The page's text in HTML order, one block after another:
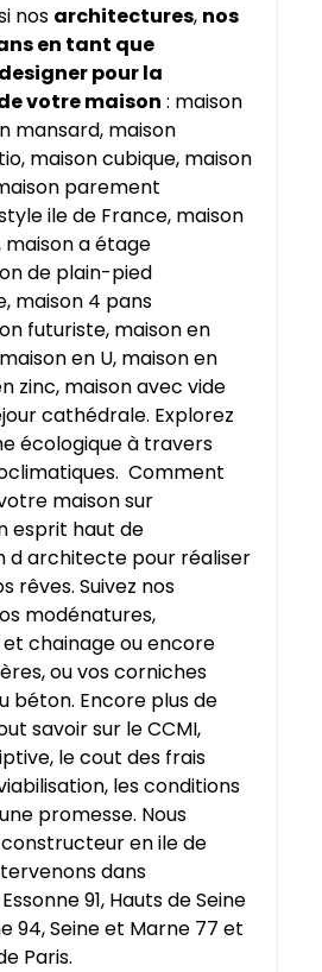
nos architectures, nos
en tant que
pour la
votre maison : maison
mansard, maison
, maison cubique, maison
parement
ile de France, maison
maison a étage
de plain-pied
, maison 4 pans
futuriste, maison en
maison en U, maison en
zinc, maison avec vide
cathédrale. Explorez
écologique à travers
. Comment
maison sur
esprit haut de
d architecte pour réaliser
rêves. Suivez nos
modénatures,
chainageou encore
, ou voscorniches
béton. Encore plus de
savoir sur leCCMI,
, le cout des frais
, lesconditions
promesse. Nous
enile de
dans
Essonne 91, Hauts de Seine
94,Seine et Marne 77 et
Paris.